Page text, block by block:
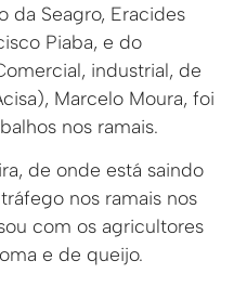
da Seagro, Eracides
Piaba, e do
industrial, de
Marcelo Moura, foi
nos ramais.
de onde está saindo
nos ramais nos
com os agricultores
e de queijo.